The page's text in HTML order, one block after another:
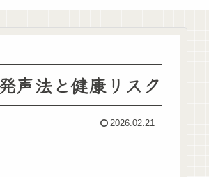
声法と健康リスク
2026.02.21